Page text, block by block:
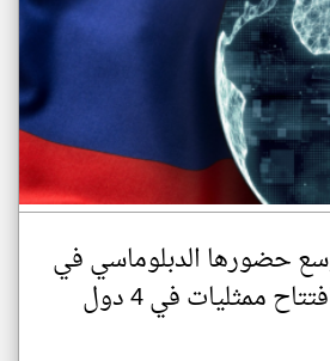
حضورها الدبلوماسي في
إفريقيا بافتتاح ممثليات في 4 دول